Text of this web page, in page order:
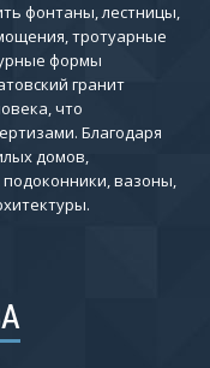
фонтаны, лестницы,
тротуарные
формы
гранит
что
Благодаря
домов,
вазоны,